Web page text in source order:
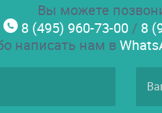
Вы можете
8 (495) 960-73-00 / 8
написать нам в